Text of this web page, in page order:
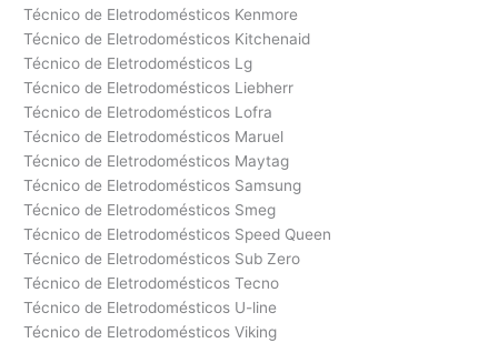
Técnico de Eletrodomésticos Kenmore
Técnico de Eletrodomésticos Kitchenaid
Técnico de Eletrodomésticos Lg
Técnico de Eletrodomésticos Liebherr
Técnico de Eletrodomésticos Lofra
Técnico de Eletrodomésticos Maruel
Técnico de Eletrodomésticos Maytag
Técnico de Eletrodomésticos Samsung
Técnico de Eletrodomésticos Smeg
Técnico de Eletrodomésticos Speed Queen
Técnico de Eletrodomésticos Sub Zero
Técnico de Eletrodomésticos Tecno
Técnico de Eletrodomésticos U-line
Técnico de Eletrodomésticos Viking